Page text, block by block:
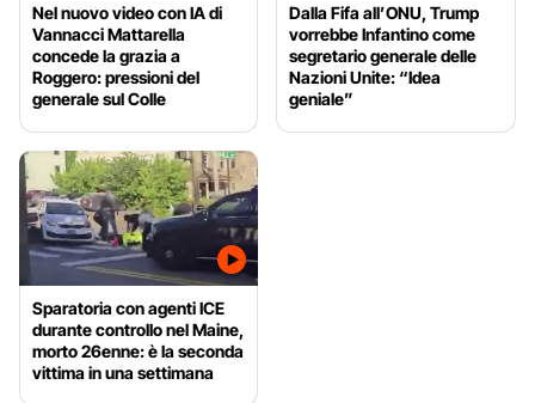
Nel nuovo video con IA di
Vannacci Mattarella
concede la grazia a
Roggero: pressioni del
generale sul Colle
Dalla Fifa all’ONU, Trump
vorrebbe Infantino come
segretario generale delle
Nazioni Unite: “Idea
geniale”
Sparatoria con agenti ICE
durante controllo nel Maine,
morto 26enne: è la seconda
vittima in una settimana